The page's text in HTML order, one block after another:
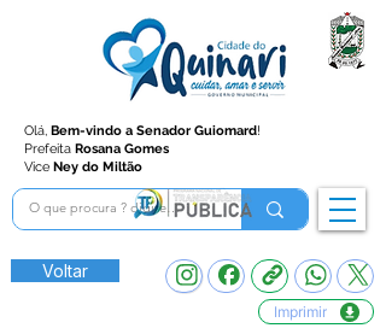
Olá, Bem-vindo a Senador Guiomard!
Prefeita Rosana Gomes
Vice Ney do Miltão
Voltar
Imprimir